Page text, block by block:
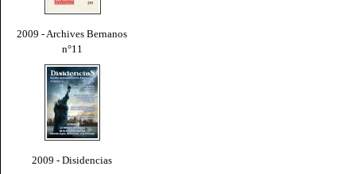
2009 - Archives Bernanos
n°11
2009 - Disidencias